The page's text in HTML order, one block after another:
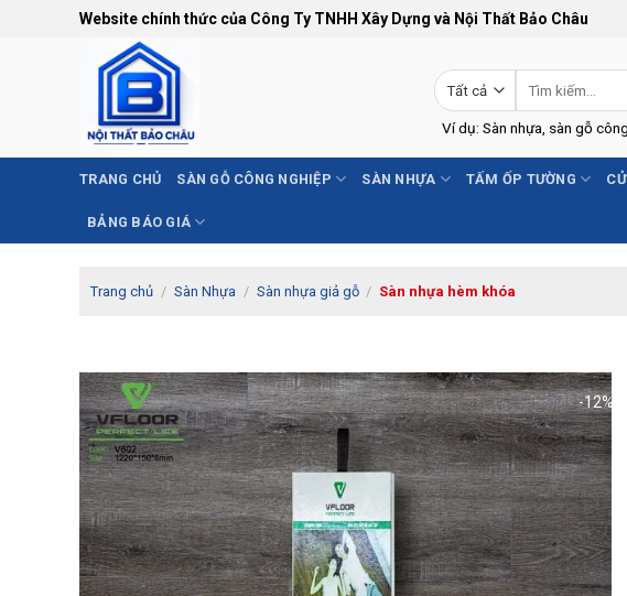
Website chính thức của Công Ty TNHH Xây Dựng và Nội Thất Bảo Châu
kiếm:
Ví dụ: Sàn nhựa, sàn gỗ
TRANG CHỦ SÀN GỖ CÔNG NGHIỆP SÀN NHỰA TẤM ỐP TƯỜNG
BẢNG BÁO GIÁ
Trang chủ / Sàn Nhựa / Sàn nhựa giả gỗ / Sàn nhựa hèm khóa
-12%